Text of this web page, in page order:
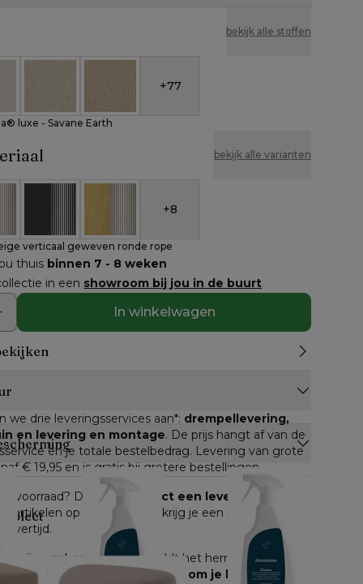
bekijk alle stoffen
luxe - Savane Earth
Cosytica - Althea Off White
All Weather Cosytica - Althea Chalk
All Weather Cosytica - Althea Camel
+77
luxe - Savane Earth
bekijk alle varianten
en beige verticaal geweven ronde rope
aluminium en beige verticaal geweven ronde rope
Zwart aluminium en zwart verticaal geweven
Teak en beige verticaal geweven ronde
+8
verticaal geweven ronde rope
thuis binnen 7 - 8 weken
in een showroom bij jou in de buurt
In winkelwagen
we drie leveringsservices aan*: drempellevering,
en levering en montage. De prijs hangt af van de
en je totale bestelbedrag. Levering van grote
€ 19,95 en is gratis bij grotere bestellingen.
voorraad? Dan kan je
direct een leverdatum
artikelen op voorraad, dan krijg je een inschatting
levertijd.
online gekocht worden, geldt het herroepingsrecht.
heb je
14 dagen de tijd om je bestelling